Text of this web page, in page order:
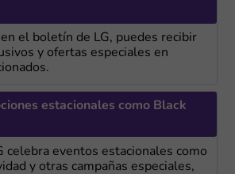
el boletín de LG, puedes recibir
y ofertas especiales en
estacionales como Black
celebra eventos estacionales como
y otras campañas especiales,